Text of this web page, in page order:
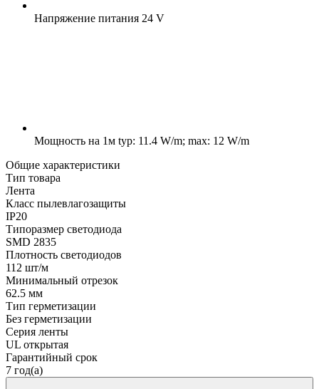
Напряжение питания 24 V
Мощность на 1м typ: 11.4 W/m; max: 12 W/m
Общие характеристики
Тип товара
Лента
Класс пылевлагозащиты
IP20
Типоразмер светодиода
SMD 2835
Плотность светодиодов
112 шт/м
Минимальный отрезок
62.5 мм
Тип герметизации
Без герметизации
Серия ленты
UL открытая
Гарантийный срок
7 год(а)